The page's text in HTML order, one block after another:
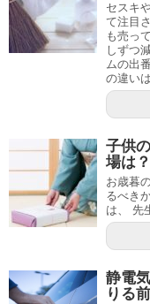
セスキ
て注目
も売っ
しずつ
ムの出
の違い
子供
場は
お歳暮
るべき
は、 先
静電
りる